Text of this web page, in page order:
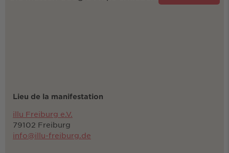
Lieu de la manifestation
illu Freiburg e.V.
79102 Freiburg
info@illu-freiburg.de